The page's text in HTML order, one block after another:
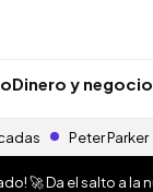
Dinero y
Peter Parker
🚀 Da el salto a la